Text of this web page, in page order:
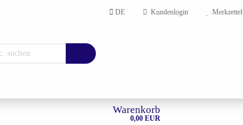
DE Kundenlogin Merkzettel
Warenkorb
0,00 EUR